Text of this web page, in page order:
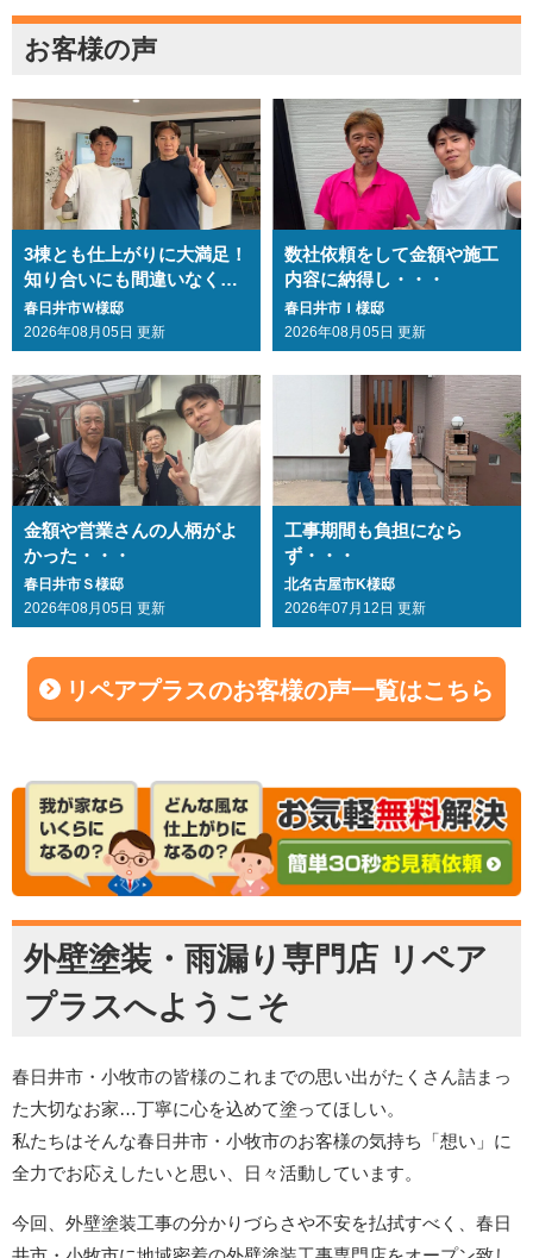
お客様の声
3棟とも仕上がりに大満足！
知り合いにも間違いなくお
勧めします・・・
春日井市Ｗ様邸
2026年08月05日 更新
数社依頼をして金額や施工
内容に納得し・・・
春日井市Ｉ様邸
2026年08月05日 更新
金額や営業さんの人柄がよ
かった・・・
春日井市Ｓ様邸
2026年08月05日 更新
工事期間も負担になら
ず・・・
北名古屋市K様邸
2026年07月12日 更新
リペアプラスのお客様の声一覧はこちら
外壁塗装・雨漏り専門店 リペア
プラスへようこそ
春日井市・小牧市の皆様のこれまでの思い出がたくさん詰まっ
た大切なお家…丁寧に心を込めて塗ってほしい。
私たちはそんな春日井市・小牧市のお客様の気持ち「想い」に
全力でお応えしたいと思い、日々活動しています。
今回、外壁塗装工事の分かりづらさや不安を払拭すべく、春日